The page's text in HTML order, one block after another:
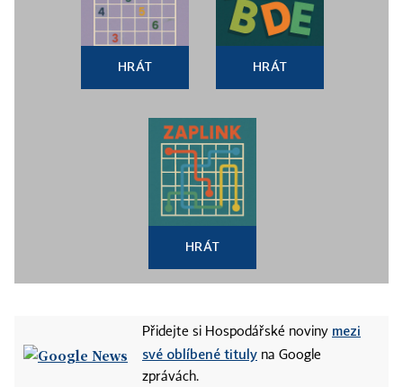
HRÁT HRÁT
HRÁT
Přidejte si Hospodářské noviny mezi
své oblíbené tituly na Google
zprávách.